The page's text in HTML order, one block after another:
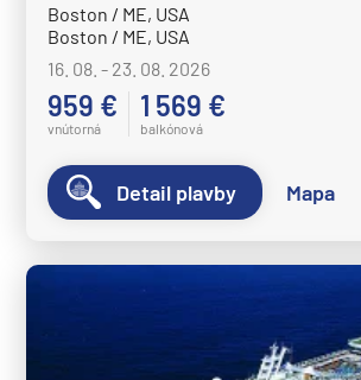
Boston / ME, USA
Boston / ME, USA
16. 08. - 23. 08. 2026
959 €
vnútorná
1 569 €
balkónová
Detail plavby Mapa